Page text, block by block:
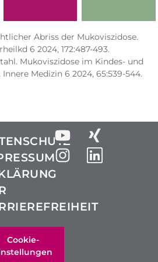
Abriss der Mukoviszidose.
6 2024, 172:487-493.
Mukoviszidose im Kindes- und
Medizin 6 2024, 65:539-544.
Cookie-